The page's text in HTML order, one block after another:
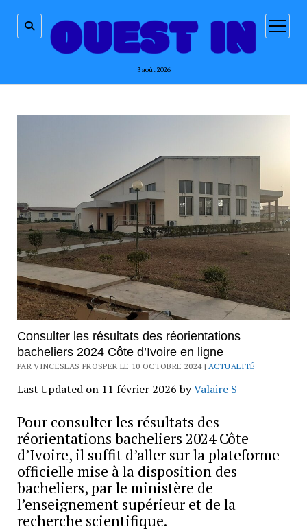
3 août 2026
ouvrir
menu
Consulter les résultats des réorientations
bacheliers 2024 Côte d’Ivoire en ligne
PAR VINCESLAS PROSPER LE 10 OCTOBRE 2024 | ACTUALITÉ
Last Updated on 11 février 2026 byValaire S
Pour consulter les résultats des
réorientations bacheliers 2024 Côte
d’Ivoire, il suffit d’aller sur la plateforme
officielle mise à la disposition des
bacheliers, par le ministère de
l’enseignement supérieur et de la
recherche scientifique.